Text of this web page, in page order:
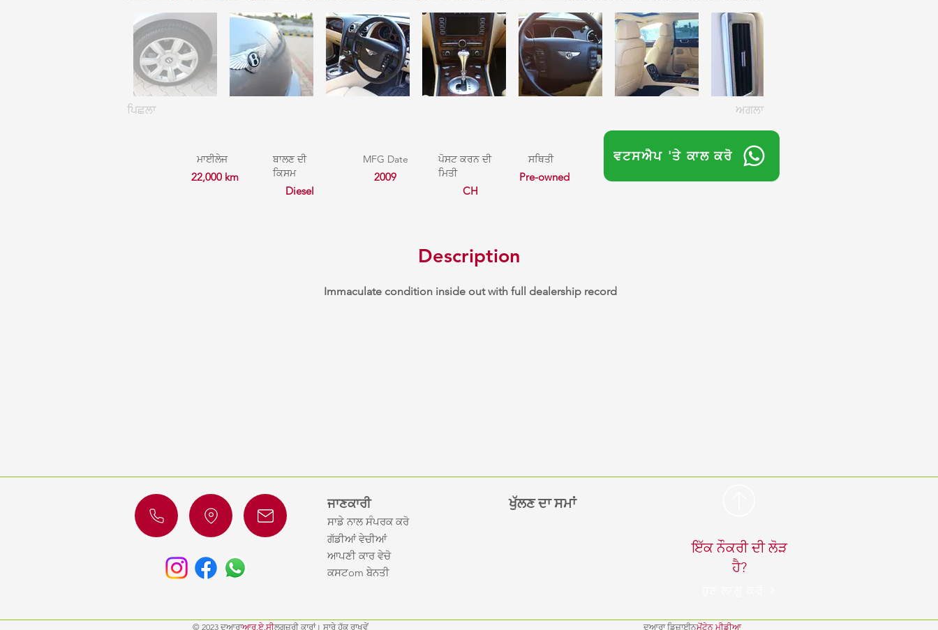
ਪਿਛਲਾ
ਮਾਈਲੇਜ
22,000 km
ਬਾਲਣ ਦੀ
ਕਿਸਮ
Diesel
MFG Date
2009
ਪੋਸਟ ਕਰਨ ਦੀ
ਮਿਤੀ
CH
ਸਥਿਤੀ
Pre-owned
ਅਗਲਾ
ਵਟਸਐਪ 'ਤੇ ਕਾਲ ਕਰੋ
Description
Immaculate condition inside out with full dealership record
ਜਾਣਕਾਰੀ
ਸਾਡੇ ਨਾਲ ਸੰਪਰਕ ਕਰੋ
ਗੱਡੀਆਂ ਵੇਚੀਆਂ
ਆਪਣੀ ਕਾਰ ਵੇਚੋ
ਕਸਟom ਬੇਨਤੀ
ਖੁੱਲਣ ਦਾ ਸਮਾਂ
ਇੱਕ ਨੌਕਰੀ ਦੀ ਲੋੜ
ਹੈ?
© 2023 ਦੁਆਰਾਆਰ.ਏ.ਸੀਲਗਜ਼ਰੀ ਕਾਰਾਂ। ਸਾਰੇ ਹੱਕ ਰਾਖਵੇਂ ਦੁਆਰਾ ਡਿਜ਼ਾਈਨਮੋਂਟੇਨ ਮੀਡੀਆ